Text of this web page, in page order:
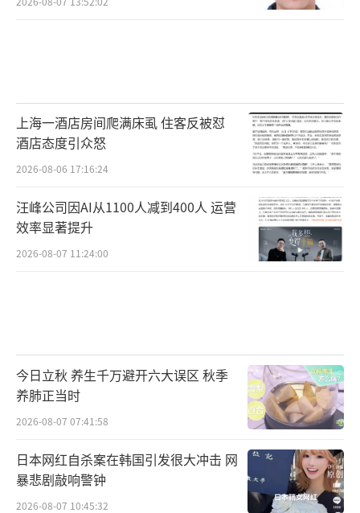
上海一酒店房间爬满床虱 住客反被怼
酒店态度引众怒
2026-08-06 17:16:24
汪峰公司因AI从1100人减到400人 运营
效率显著提升
2026-08-07 11:24:00
今日立秋 养生千万避开六大误区 秋季
养肺正当时
2026-08-07 07:41:58
日本网红自杀案在韩国引发很大冲击 网
暴悲剧敲响警钟
2026-08-07 10:45:32